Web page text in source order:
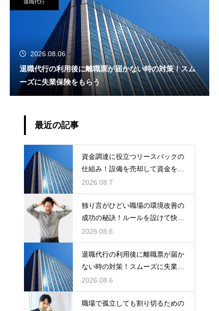
退職代行
2026.08.06
退職代行の利用後に離職票が届かない時の対策！スム
ーズに失業保険をもらう
最近の記事
資金調達に役立つリースバックの
仕組み！設備を売却して資金を得
る方法
2026.08.7
独り言がひどい職場の環境改善の
成功の秘訣！ルールを設けて快適
な空間を作る
2026.08.6
退職代行の利用後に離職票が届か
ない時の対策！スムーズに失業保
険をもらう
2026.08.6
職場で孤立しても割り切るための